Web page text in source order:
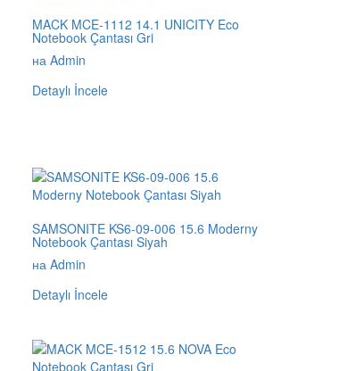
MACK MCE-1112 14.1 UNICITY Eco
Notebook Çantası Gri
на Admin
Detaylı İncele
SAMSONITE KS6-09-006 15.6 Moderny
Notebook Çantası Siyah
на Admin
Detaylı İncele